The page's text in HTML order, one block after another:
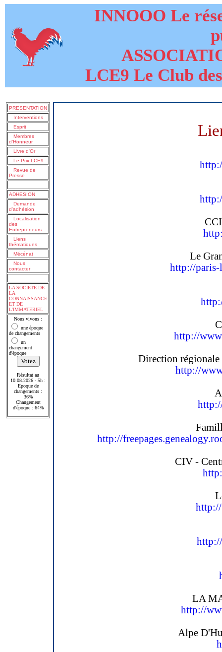
INNOOO Le
LCE9 Le Club
PRESENTATION
Interventions
Esprit
Membres
d'Honneur
Livre d'Or
Le Prix LCE9
Revue de
Presse
ADHESION
Demande
d'adhésion
Localisation
des
Entrepreneurs
Liens
thématiques
Mécénat
Nous
contacter
LA SOCIETE DE
LA
CONNAISSANCE
ET DE
L'IMMATERIEL
Nous vivons :
une époque
de changements
un
changement
d'époque
Résultat au
10.08.2026 - 5h :
Epoque de
changements :
36%
Changement
d'époque : 64%
Le
http://paris-
http://
Direction régionale
http://
http://
CIV -
LA
http://
Alpe